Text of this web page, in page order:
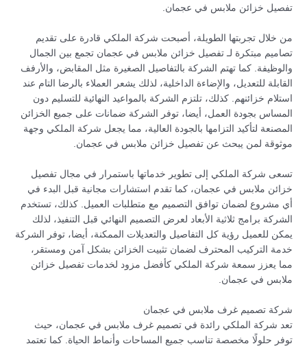
تفصيل خزائن ملابس في عجمان.
من خلال تجربتها الطويلة، أصبحت شركة الملكي قادرة على تقديم
تصاميم مبتكرة لـ تفصيل خزائن ملابس في عجمان تجمع بين الجمال
والوظيفة. كما تهتم الشركة بالتفاصيل الصغيرة مثل المقابض، والأرفف
القابلة للتعديل، والإضاءة الداخلية، لذلك يشعر العملاء بالرضا التام عند
استلام خزائنهم. كذلك، تلتزم الشركة بالمواعيد النهائية للتسليم دون
المساس بجودة العمل، أيضا، توفر الشركة ضمانات على جميع الخزائن
المصنعة لتأكيد التزامها بالجودة العالية، مما يجعل شركة الملكي وجهة
موثوقة لمن يبحث عن تفصيل خزائن ملابس في عجمان.
تسعى شركة الملكي إلى تطوير خدماتها باستمرار في مجال تفصيل
خزائن ملابس في عجمان، كما تقدم استشارات مجانية قبل البدء في
أي مشروع لضمان توافق التصميم مع متطلبات العميل. كذلك، تستخدم
الشركة برامج ثلاثية الأبعاد لعرض التصميم النهائي قبل التنفيذ، لذلك
يمكن للعميل رؤية كل التفاصيل والتعديلات الممكنة، أيضا، توفر الشركة
خدمة التركيب المحترف لضمان تثبيت الخزائن بشكل آمن ومستقر،
مما يعزز سمعة شركة الملكي كأفضل مزود لخدمات تفصيل خزائن
ملابس في عجمان.
شركة تصميم غرف ملابس في عجمان
تعد شركة الملكي رائدة في تصميم غرف ملابس في عجمان، حيث
توفر حلولًا مخصصة تناسب جميع المساحات وأنماط الحياة. كما تعتمد